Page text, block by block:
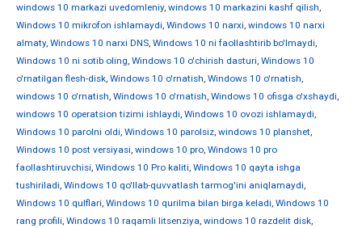
windows 10 markazi uvedomleniy, windows 10 markazini kashf qilish,
Windows 10 mikrofon ishlamaydi, Windows 10 narxi, windows 10 narxi
almaty, Windows 10 narxi DNS, Windows 10 ni faollashtirib bo'lmaydi,
Windows 10 ni sotib oling, Windows 10 o'chirish dasturi, Windows 10
o'rnatilgan flesh-disk, Windows 10 o'rnatish, Windows 10 o'rnatish,
windows 10 o'rnatish, Windows 10 o'rnatish, Windows 10 ofisga o'xshaydi,
windows 10 operatsion tizimi ishlaydi, Windows 10 ovozi ishlamaydi,
Windows 10 parolni oldi, Windows 10 parolsiz, windows 10 planshet,
Windows 10 post versiyasi, windows 10 pro, Windows 10 pro
faollashtiruvchisi, Windows 10 Pro kaliti, Windows 10 qayta ishga
tushiriladi, Windows 10 qo'llab-quvvatlash tarmog'ini aniqlamaydi,
Windows 10 qulflari, Windows 10 qurilma bilan birga keladi, Windows 10
rang profili, Windows 10 raqamli litsenziya, windows 10 razdelit disk,